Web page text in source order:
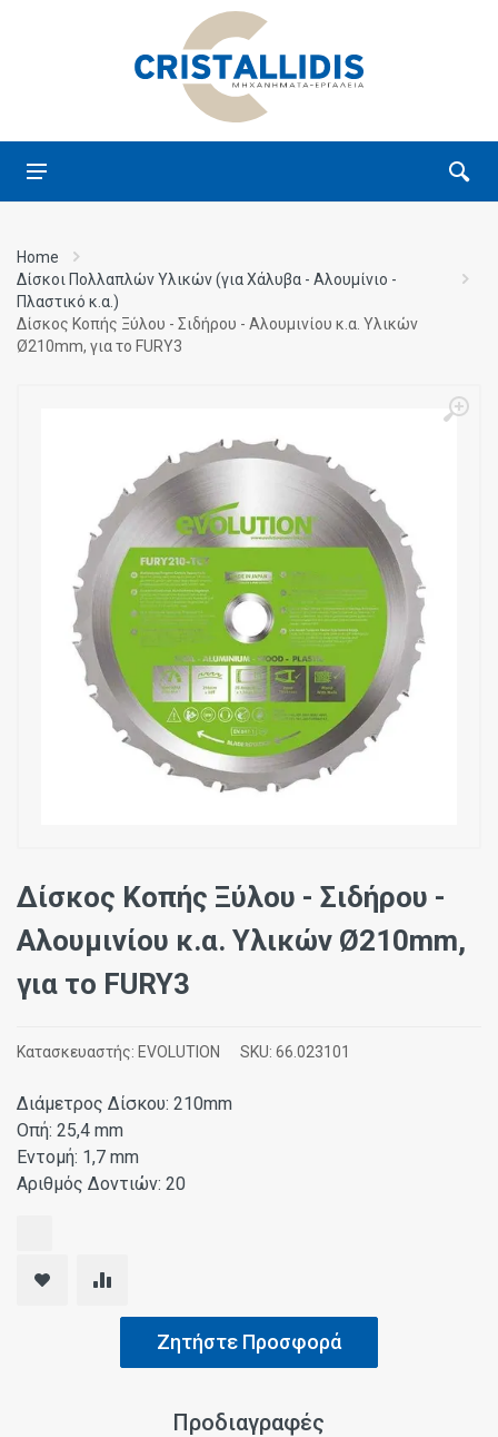
Home
Δίσκοι Πολλαπλών Υλικών (για Χάλυβα - Αλουμίνιο -
Πλαστικό κ.α.)
Δίσκος Κοπής Ξύλου - Σιδήρου - Αλουμινίου κ.α. Υλικών
Ø210mm, για το FURY3
Δίσκος Κοπής Ξύλου - Σιδήρου -
Αλουμινίου κ.α. Υλικών Ø210mm,
για το FURY3
Κατασκευαστής: EVOLUTION SKU: 66.023101
Διάμετρος Δίσκου: 210mm
Οπή: 25,4 mm
Εντομή: 1,7 mm
Αριθμός Δοντιών: 20
Ζητήστε Προσφορά
Προδιαγραφές